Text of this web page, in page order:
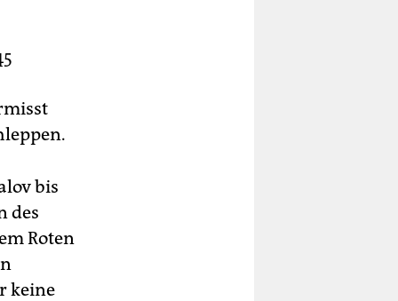
bis
des
Roten
keine